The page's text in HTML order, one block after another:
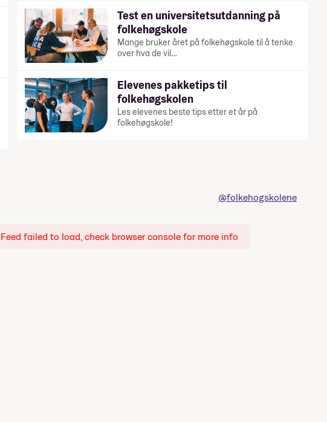
Test en universitetsutdanning på
folkehøgskole
Mange bruker året på folkehøgskole til å tenke
over hva de vil…
Elevenes pakketips til
folkehøgskolen
Les elevenes beste tips etter et år på
folkehøgskole!
@folkehogskolene
Feed failed to load, check browser console for more info